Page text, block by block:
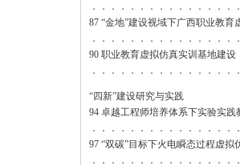
．．．．．．．．．．．．．
87 “金地”建设视域下广西职业教
．．．．．．．．．．．．．．
90 职业教育虚拟仿真实训基地建
．．．．．．．．．．．．．．
“四新”建设研究与实践
94 卓越工程师培养体系下实验实践
．．．．．．．．．．．．．．
97 “双碳”目标下火电瞬态过程虚
．．．．．．．．．．．．．．